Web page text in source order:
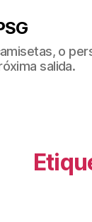
o
salida.